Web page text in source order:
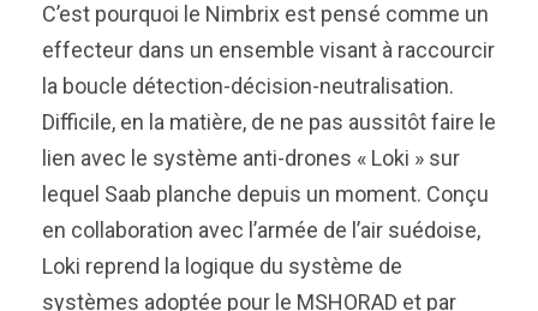
C’est pourquoi le Nimbrix est pensé comme un
effecteur dans un ensemble visant à raccourcir
la boucle détection-décision-neutralisation.
Difficile, en la matière, de ne pas aussitôt faire le
lien avec le système anti-drones « Loki » sur
lequel Saab planche depuis un moment. Conçu
en collaboration avec l’armée de l’air suédoise,
Loki reprend la logique du système de
systèmes adoptée pour le MSHORAD et par